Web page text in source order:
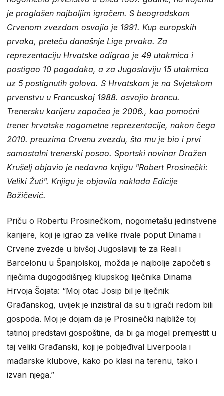
je proglašen najboljim igračem. S beogradskom
Crvenom zvezdom osvojio je 1991. Kup europskih
prvaka, preteču današnje Lige prvaka. Za
reprezentaciju Hrvatske odigrao je 49 utakmica i
postigao 10 pogodaka, a za Jugoslaviju 15 utakmica
uz 5 postignutih golova. S Hrvatskom je na Svjetskom
prvenstvu u Francuskoj 1988. osvojio broncu.
Trenersku karijeru započeo je 2006., kao pomoćni
trener hrvatske nogometne reprezentacije, nakon čega
2010. preuzima Crvenu zvezdu, što mu je bio i prvi
samostalni trenerski posao. Sportski novinar Dražen
Krušelj objavio je nedavno knjigu "Robert Prosinečki:
Veliki Žuti". Knjigu je objavila naklada Edicije
Božičević.
Priču o Robertu Prosinečkom, nogometašu jedinstvene
karijere, koji je igrao za velike rivale poput Dinama i
Crvene zvezde u bivšoj Jugoslaviji te za Real i
Barcelonu u Španjolskoj, možda je najbolje započeti s
riječima dugogodišnjeg klupskog liječnika Dinama
Hrvoja Šojata: “Moj otac Josip bil je liječnik
Građanskog, uvijek je inzistiral da su ti igrači redom bili
gospoda. Moj je dojam da je Prosinečki najbliže toj
tatinoj predstavi gospoštine, da bi ga mogel premjestit u
taj veliki Građanski, koji je pobjeđival Liverpoola i
mađarske klubove, kako po klasi na terenu, tako i
izvan njega.”